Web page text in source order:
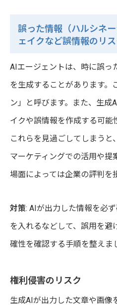
誤った情報（ハルシネ
ェイクなど誤情報のリス
AIエージェントは、時に誤っ
を生成することがあります。
ン」と呼びます。また、生成
イクや誤情報を作成する可能
これらを見過ごしてしまうと
マーケティングでの活用や提
場面によっては企業の評判を
対策: AIが出力した情報を必
を入れるなどして、誤用を避
確性を確認する手順を整えま
権利侵害のリスク
生成AIが出力した文章や画像